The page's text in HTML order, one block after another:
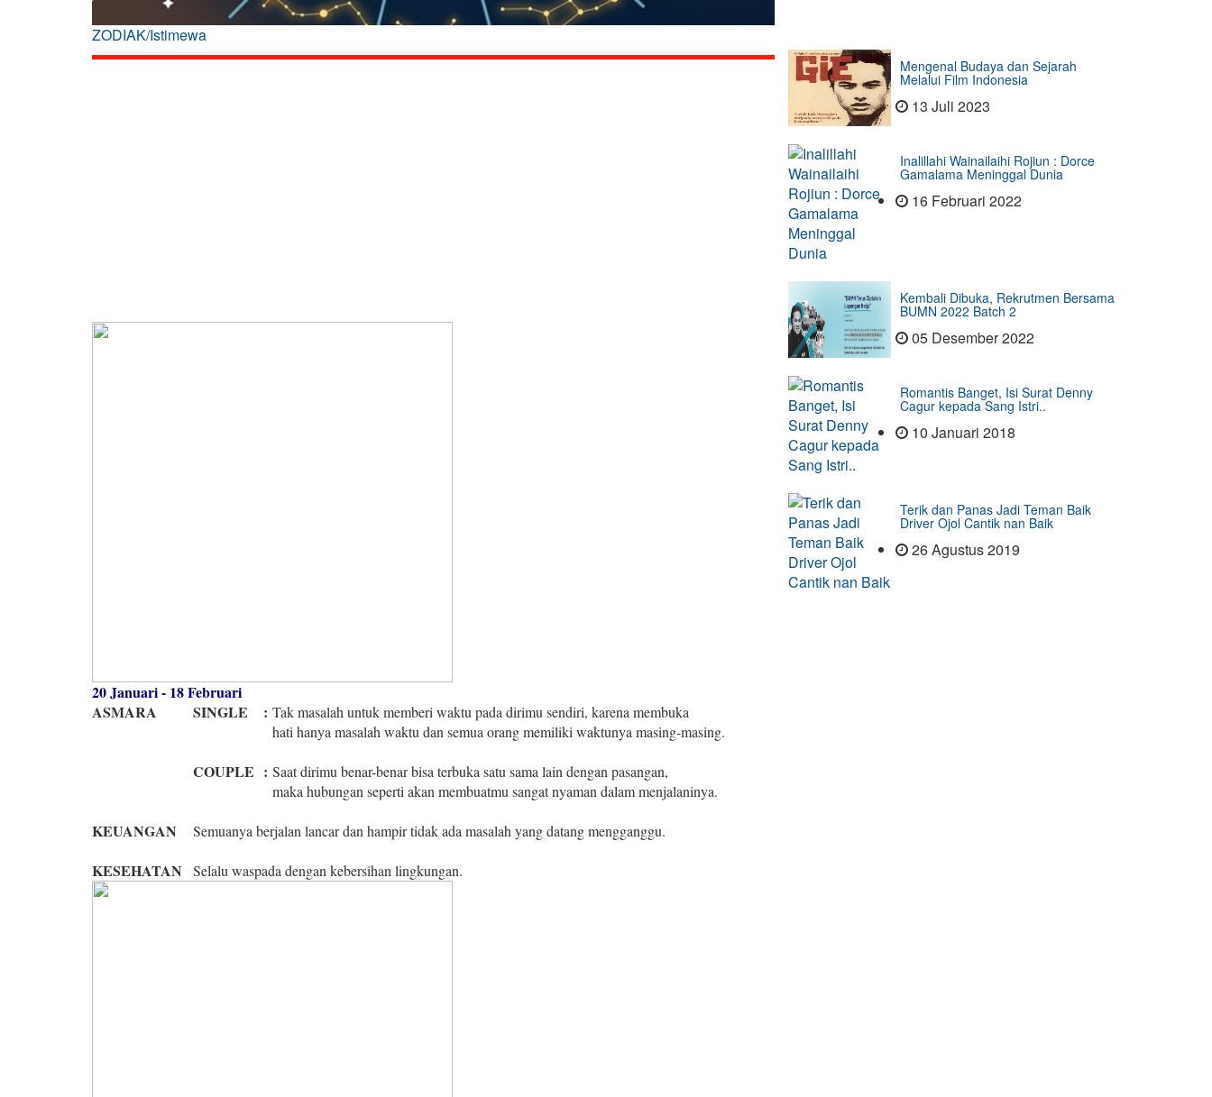
ZODIAK/Istimewa
20 Januari - 18 Februari
ASMARA
SINGLE : Tak masalah untuk memberi waktu pada dirimu sendiri, karena membuka
hati hanya masalah waktu dan semua orang memiliki waktunya masing-masing.
COUPLE : Saat dirimu benar-benar bisa terbuka satu sama lain dengan pasangan,
maka hubungan seperti akan membuatmu sangat nyaman dalam menjalaninya.
KEUANGAN Semuanya berjalan lancar dan hampir tidak ada masalah yang datang mengganggu.
KESEHATAN Selalu waspada dengan kebersihan lingkungan.
Mengenal Budaya dan Sejarah
Melalui Film Indonesia
13 Juli 2023
Inalillahi Wainailaihi Rojiun : Dorce
Gamalama Meninggal Dunia
16 Februari 2022
Kembali Dibuka, Rekrutmen Bersama
BUMN 2022 Batch 2
05 Desember 2022
Romantis Banget, Isi Surat Denny
Cagur kepada Sang Istri..
10 Januari 2018
Terik dan Panas Jadi Teman Baik
Driver Ojol Cantik nan Baik
26 Agustus 2019